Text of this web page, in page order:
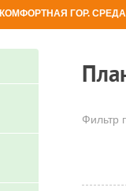
КОМФОРТНАЯ ГОР. СРЕДА
Фильтр